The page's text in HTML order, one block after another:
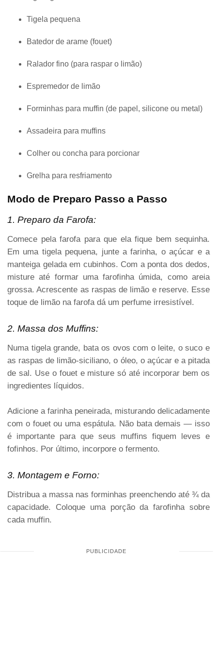
Tigela pequena
Batedor de arame (fouet)
Ralador fino (para raspar o limão)
Espremedor de limão
Forminhas para muffin (de papel, silicone ou metal)
Assadeira para muffins
Colher ou concha para porcionar
Grelha para resfriamento
Modo de Preparo Passo a Passo
1. Preparo da Farofa:
Comece pela farofa para que ela fique bem sequinha.
Em uma tigela pequena, junte a farinha, o açúcar e a
manteiga gelada em cubinhos. Com a ponta dos dedos,
misture até formar uma farofinha úmida, como areia
grossa. Acrescente as raspas de limão e reserve. Esse
toque de limão na farofa dá um perfume irresistível.
2. Massa dos Muffins:
Numa tigela grande, bata os ovos com o leite, o suco e
as raspas de limão-siciliano, o óleo, o açúcar e a pitada
de sal. Use o fouet e misture só até incorporar bem os
ingredientes líquidos.
Adicione a farinha peneirada, misturando delicadamente
com o fouet ou uma espátula. Não bata demais — isso
é importante para que seus muffins fiquem leves e
fofinhos. Por último, incorpore o fermento.
3. Montagem e Forno:
Distribua a massa nas forminhas preenchendo até ¾ da
capacidade. Coloque uma porção da farofinha sobre
cada muffin.